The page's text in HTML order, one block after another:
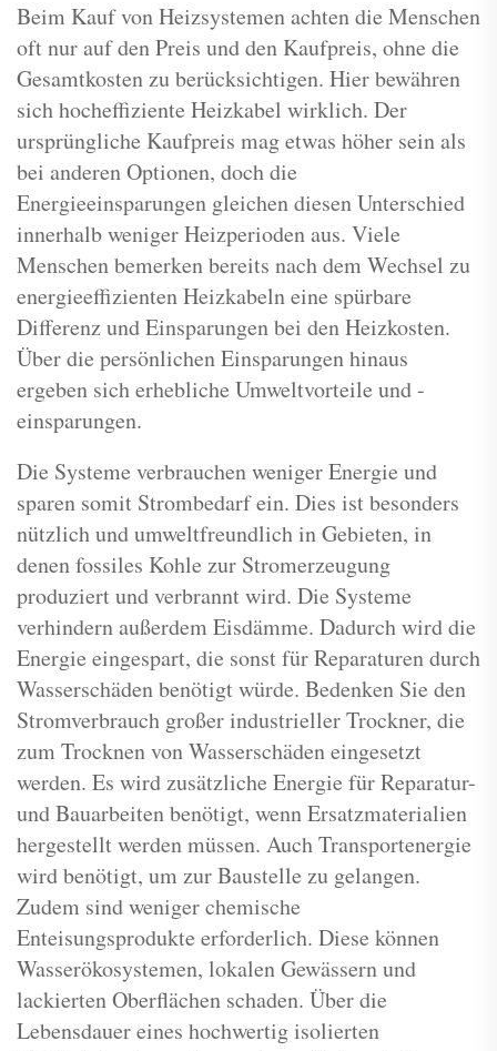
Beim Kauf von Heizsystemen achten die Menschen
oft nur auf den Preis und den Kaufpreis, ohne die
Gesamtkosten zu berücksichtigen. Hier bewähren
sich hocheffiziente Heizkabel wirklich. Der
ursprüngliche Kaufpreis mag etwas höher sein als
bei anderen Optionen, doch die
Energieeinsparungen gleichen diesen Unterschied
innerhalb weniger Heizperioden aus. Viele
Menschen bemerken bereits nach dem Wechsel zu
energieeffizienten Heizkabeln eine spürbare
Differenz und Einsparungen bei den Heizkosten.
Über die persönlichen Einsparungen hinaus
ergeben sich erhebliche Umweltvorteile und -
einsparungen.
Die Systeme verbrauchen weniger Energie und
sparen somit Strombedarf ein. Dies ist besonders
nützlich und umweltfreundlich in Gebieten, in
denen fossiles Kohle zur Stromerzeugung
produziert und verbrannt wird. Die Systeme
verhindern außerdem Eisdämme. Dadurch wird die
Energie eingespart, die sonst für Reparaturen durch
Wasserschäden benötigt würde. Bedenken Sie den
Stromverbrauch großer industrieller Trockner, die
zum Trocknen von Wasserschäden eingesetzt
werden. Es wird zusätzliche Energie für Reparatur-
und Bauarbeiten benötigt, wenn Ersatzmaterialien
hergestellt werden müssen. Auch Transportenergie
wird benötigt, um zur Baustelle zu gelangen.
Zudem sind weniger chemische
Enteisungsprodukte erforderlich. Diese können
Wasserökosystemen, lokalen Gewässern und
lackierten Oberflächen schaden. Über die
Lebensdauer eines hochwertig isolierten